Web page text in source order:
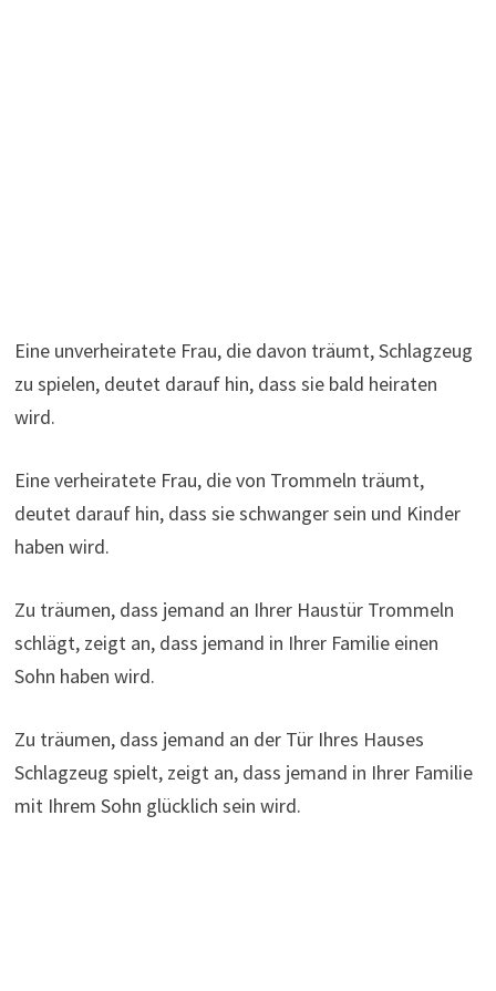
Eine unverheiratete Frau, die davon träumt, Schlagzeug
zu spielen, deutet darauf hin, dass sie bald heiraten
wird.
Eine verheiratete Frau, die von Trommeln träumt,
deutet darauf hin, dass sie schwanger sein und Kinder
haben wird.
Zu träumen, dass jemand an Ihrer Haustür Trommeln
schlägt, zeigt an, dass jemand in Ihrer Familie einen
Sohn haben wird.
Zu träumen, dass jemand an der Tür Ihres Hauses
Schlagzeug spielt, zeigt an, dass jemand in Ihrer Familie
mit Ihrem Sohn glücklich sein wird.